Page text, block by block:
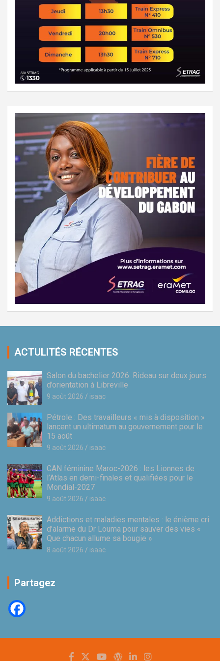
ACTULITÉS RÉCENTES
Salon du bachelier 2026: Rideau sur deux jours
d’orientation à Libreville
9 août 2026 isaac
Pétrole : Des travailleurs « mis à disposition »
lancent un ultimatum au gouvernement pour le
15 août
9 août 2026 isaac
CAN féminine Maroc-2026 : les Lionnes de
l’Atlas en demi-finales et qualifiées pour le
Mondial-2027
9 août 2026 isaac
Addictions et maladies mentales : le énième cri
d’alarme du Dr Louma pour sauver des vies «
Que chacun allume sa bougie »
8 août 2026 isaac
Partagez